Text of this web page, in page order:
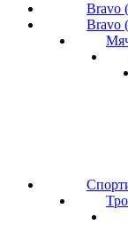
Bravo
Bravo